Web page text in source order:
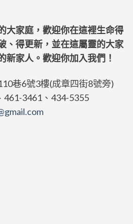
大家庭，歡迎你在這裡生命得
、得更新，並在這屬靈的大家
新家人。歡迎你加入我們！
巷6號3樓(成章四街8號旁)
461-3461、434-5355